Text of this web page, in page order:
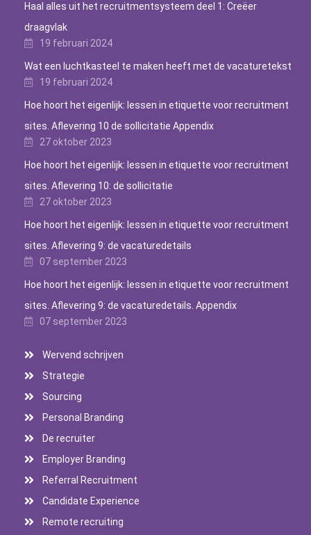
Haal alles uit het recruitmentsysteem deel 1: Creëer
draagvlak
19 februari 2024
Wat een luchtkasteel te maken heeft met de vacaturetekst
19 februari 2024
Hoe hoort het eigenlijk: lessen in etiquette voor recruitment
sites. Aflevering 10 de sollicitatie Appendix
27 oktober 2023
Hoe hoort het eigenlijk: lessen in etiquette voor recruitment
sites. Aflevering 10: de sollicitatie
27 oktober 2023
Hoe hoort het eigenlijk: lessen in etiquette voor recruitment
sites. Aflevering 9: de vacaturedetails
07 september 2023
Hoe hoort het eigenlijk: lessen in etiquette voor recruitment
sites. Aflevering 9: de vacaturedetails. Appendix
07 september 2023
Wervend schrijven
Strategie
Sourcing
Personal Branding
De recruiter
Employer Branding
Referral Recruitment
Candidate Experience
Remote recruiting